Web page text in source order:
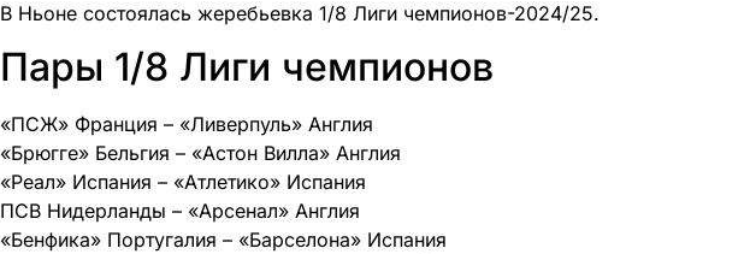
В Ньоне состоялась жеребьевка 1/8 Лиги чемпионов-2024/25.
Пары 1/8 Лиги чемпионов
«ПСЖ» Франция – «Ливерпуль» Англия
«Брюгге» Бельгия – «Астон Вилла» Англия
«Реал» Испания – «Атлетико» Испания
ПСВ Нидерланды – «Арсенал» Англия
«Бенфика» Португалия – «Барселона» Испания